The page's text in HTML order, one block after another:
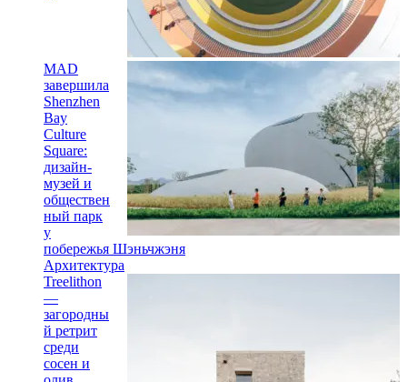
MAD
завершила
Shenzhen
Bay
Culture
Square:
дизайн-
музей и
обществен
ный парк
у
побережья Шэньчжэня
Архитектура
Treelithon
—
загородны
й ретрит
среди
сосен и